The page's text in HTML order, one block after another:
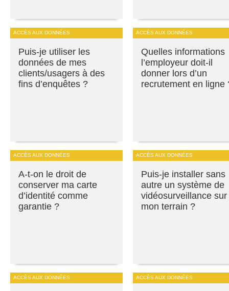
ACCÈS AUX DONNÉES
Puis-je utiliser les
données de mes
clients/usagers à des
fins d’enquêtes ?
ACCÈS AUX DONNÉES
Quelles informations
l’employeur doit-il
donner lors d’un
recrutement en ligne
ACCÈS AUX DONNÉES
A-t-on le droit de
conserver ma carte
d’identité comme
garantie ?
ACCÈS AUX DONNÉES
Puis-je installer sans
autre un système de
vidéosurveillance sur
mon terrain ?
ACCÈS AUX DONNÉES ACCÈS AUX DONNÉES